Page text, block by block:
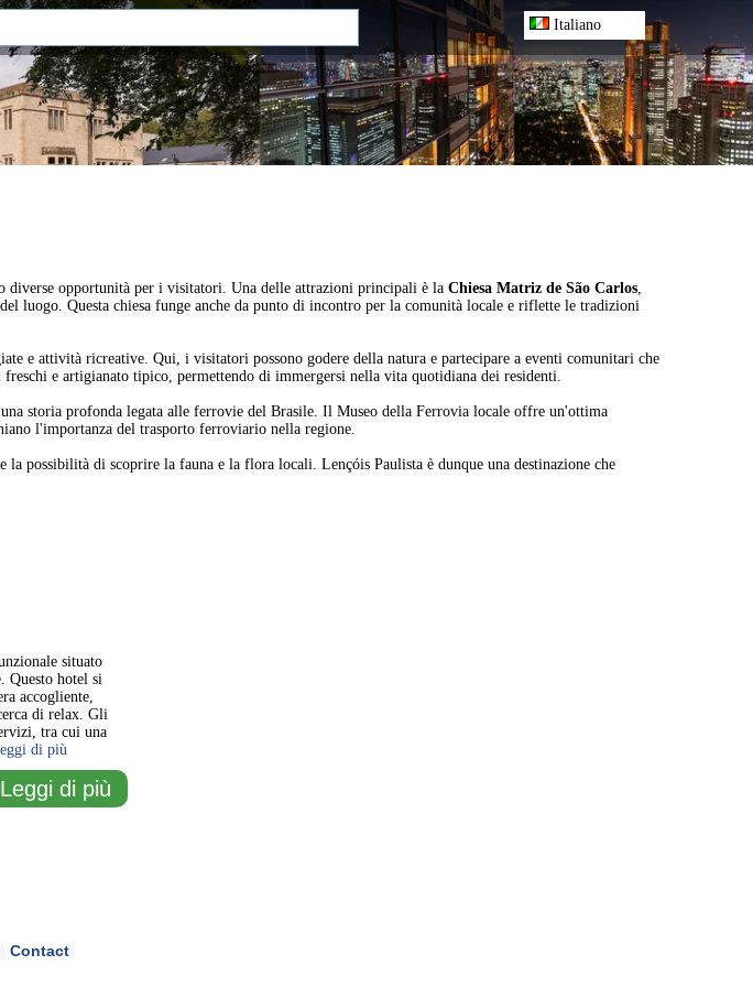
Italiano
diverse opportunità per i visitatori. Una delle attrazioni principali è laChiesa Matriz de São Carlos,
luogo. Questa chiesa funge anche da punto di incontro per la comunità locale e riflette le tradizioni
e attività ricreative. Qui, i visitatori possono godere della natura e partecipare a eventi comunitari che
e artigianato tipico, permettendo di immergersi nella vita quotidiana dei residenti.
storia profonda legata alle ferrovie del Brasile. Il Museo della Ferrovia locale offre un'ottima
l'importanza del trasporto ferroviario nella regione.
la possibilità di scoprire la fauna e la flora locali. Lençóis Paulista è dunque una destinazione che
situato
Questo hotel si
accogliente,
di relax. Gli
tra cui una
di più
Leggi di più
Contact